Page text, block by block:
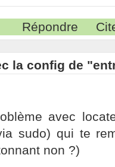
Répondre
la config de
avec
sudo) qui te
non ?)